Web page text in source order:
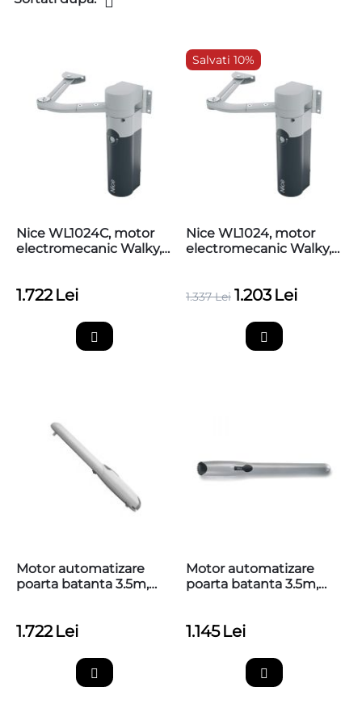
Nice WL1024C, motor
electromecanic Walky,
1.722 Lei
Salvati 10%
Nice WL1024, motor
electromecanic Walky,
1.337 Lei 1.203 Lei
Motor automatizare
poarta batanta 3.5m,
1.722 Lei
Motor automatizare
poarta batanta 3.5m,
1.145 Lei